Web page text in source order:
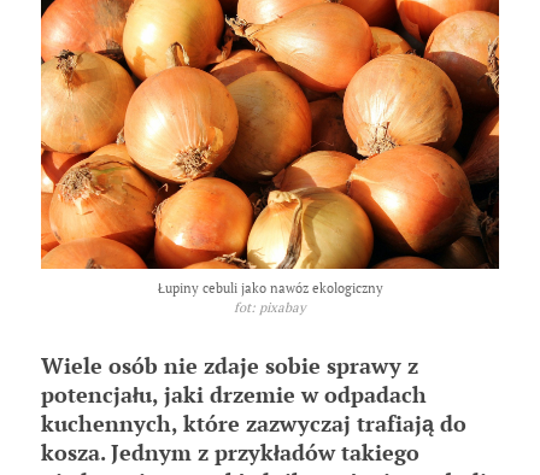
Łupiny cebuli jako nawóz ekologiczny
fot: pixabay
Wiele osób nie zdaje sobie sprawy z
potencjału, jaki drzemie w odpadach
kuchennych, które zazwyczaj trafiają do
kosza. Jednym z przykładów takiego